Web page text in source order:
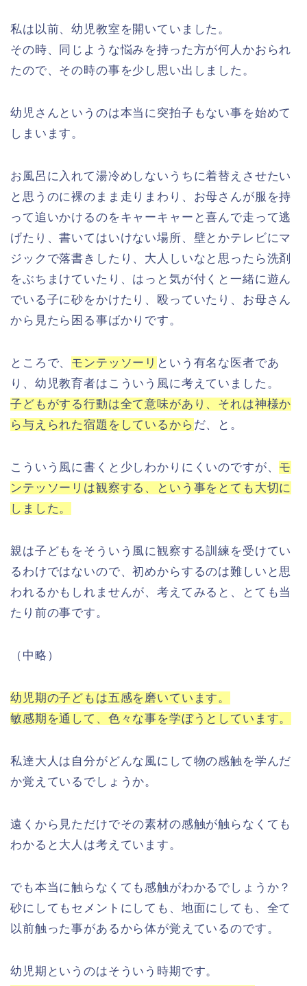
私は以前、幼児教室を開いていました。
その時、同じような悩みを持った方が何人かおられ
たので、その時の事を少し思い出しました。
幼児さんというのは本当に突拍子もない事を始めて
しまいます。
お風呂に入れて湯冷めしないうちに着替えさせたい
と思うのに裸のまま走りまわり、お母さんが服を持
って追いかけるのをキャーキャーと喜んで走って逃
げたり、書いてはいけない場所、壁とかテレビにマ
ジックで落書きしたり、大人しいなと思ったら洗剤
をぶちまけていたり、はっと気が付くと一緒に遊ん
でいる子に砂をかけたり、殴っていたり、お母さん
から見たら困る事ばかりです。
ところで、 モンテッソーリ という有名な医者であ
り、幼児教育者はこういう風に考えていました。
子どもがする行動は全て意味があり、それは神様か
ら与えられた宿題をしているから だ、と。
こういう風に書くと少しわかりにくいのですが、 モ
ンテッソーリは観察する、という事をとても大切に
しました。
親は子どもをそういう風に観察する訓練を受けてい
るわけではないので、初めからするのは難しいと思
われるかもしれませんが、考えてみると、とても当
たり前の事です。
（中略）
幼児期の子どもは五感を磨いています。
敏感期を通して、色々な事を学ぼうとしています。
私達大人は自分がどんな風にして物の感触を学んだ
か覚えているでしょうか。
遠くから見ただけでその素材の感触が触らなくても
わかると大人は考えています。
でも本当に触らなくても感触がわかるでしょうか？
砂にしてもセメントにしても、地面にしても、全て
以前触った事があるから体が覚えているのです。
幼児期というのはそういう時期です。